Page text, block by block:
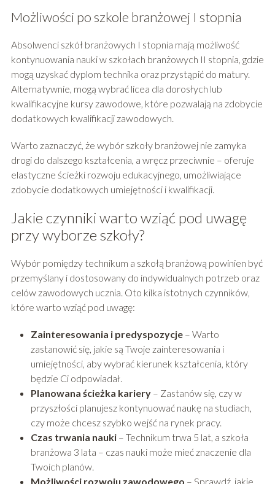
Możliwości po szkole branżowej I stopnia
Absolwenci szkół branżowych I stopnia mają możliwość
kontynuowania nauki w szkołach branżowych II stopnia, gdzie
mogą uzyskać dyplom technika oraz przystąpić do matury.
Alternatywnie, mogą wybrać licea dla dorosłych lub
kwalifikacyjne kursy zawodowe, które pozwalają na zdobycie
dodatkowych kwalifikacji zawodowych.
Warto zaznaczyć, że wybór szkoły branżowej nie zamyka
drogi do dalszego kształcenia, a wręcz przeciwnie – oferuje
elastyczne ścieżki rozwoju edukacyjnego, umożliwiające
zdobycie dodatkowych umiejętności i kwalifikacji.
Jakie czynniki warto wziąć pod uwagę
przy wyborze szkoły?
Wybór pomiędzy technikum a szkołą branżową powinien być
przemyślany i dostosowany do indywidualnych potrzeb oraz
celów zawodowych ucznia. Oto kilka istotnych czynników,
które warto wziąć pod uwagę:
Zainteresowania i predyspozycje– Warto
zastanowić się, jakie są Twoje zainteresowania i
umiejętności, aby wybrać kierunek kształcenia, który
będzie Ci odpowiadał.
Planowana ścieżka kariery– Zastanów się, czy w
przyszłości planujesz kontynuować naukę na studiach,
czy może chcesz szybko wejść na rynek pracy.
Czas trwania nauki– Technikum trwa 5 lat, a szkoła
branżowa 3 lata – czas nauki może mieć znaczenie dla
Twoich planów.
Możliwości rozwoju zawodowego – Sprawdź, jakie